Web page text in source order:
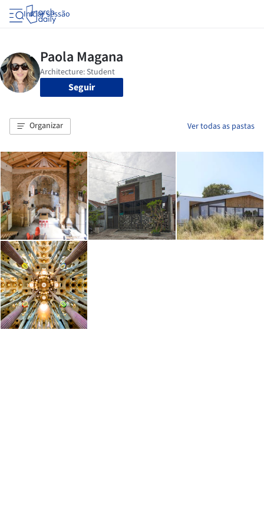
Iniciar sessão
Seguir
Organizar Ver todas as pastas